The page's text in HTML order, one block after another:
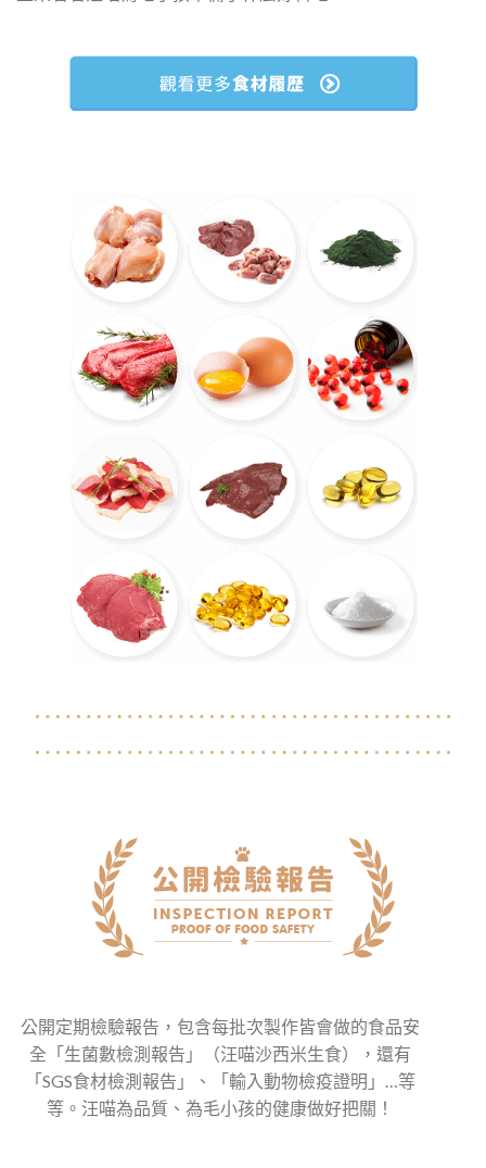
公開定期檢驗報告，包含每批次製作皆會做的食品安
全「生菌數檢測報告」（汪喵沙西米生食），還有
「SGS食材檢測報告」、「輸入動物檢疫證明」…等
等。汪喵為品質、為毛小孩的健康做好把關！